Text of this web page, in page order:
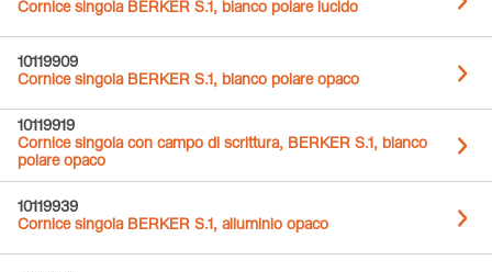
Cornice singola BERKER S.1, bianco polare lucido
10119909
Cornice singola BERKER S.1, bianco polare opaco
10119919
Cornice singola con campo di scrittura, BERKER S.1, bianco
polare opaco
10119939
Cornice singola BERKER S.1, alluminio opaco